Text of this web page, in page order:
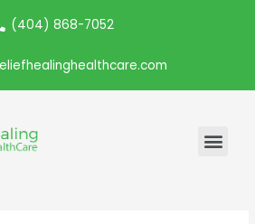
(404) 868-7052